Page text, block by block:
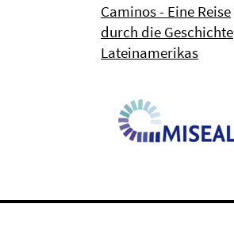
Caminos - Eine Reise
durch die Geschichte
Lateinamerikas